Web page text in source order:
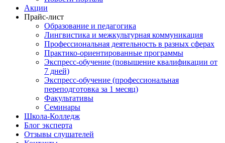
Акции
Прайс-лист
Образование и педагогика
Лингвистика и межкультурная коммуникация
Профессиональная деятельность в разных сферах
Практико-ориентированные программы
Экспресс-обучение (повышение квалификации от
7 дней)
Экспресс-обучение (профессиональная
переподготовка за 1 месяц)
Факультативы
Семинары
Школа-Колледж
Блог эксперта
Отзывы слушателей